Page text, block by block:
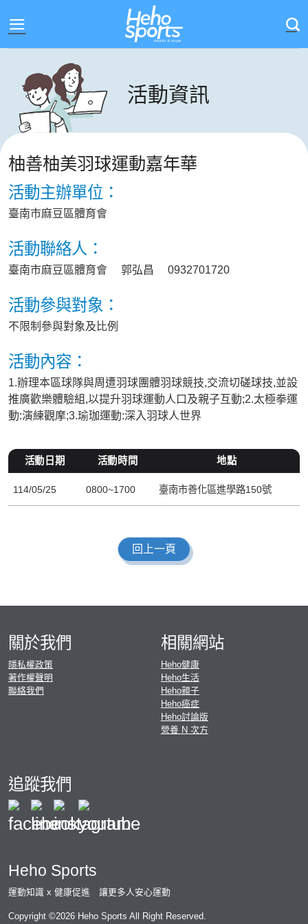
活動資訊
柚善柚美羽球運動嘉年華
活動主辦單位：
臺南市麻豆區體育會
活動聯絡人：
臺南市麻豆區體育會 郭弘昌 0932701720
活動參與對象：
不限制參與對象及比例
活動內容：
1.辦理本區球隊與周遭羽球團體羽球競技,交流切磋球技,並設
推廣歡樂體驗組,以提升羽球運動人口及親子互動;2.太極拳運
動:演練觀摩;3.瑜珈運動:深入羽球人世界
活動日期 活動時間 地點
114/05/25 0800~1700 臺南市善化區進學路150號
回上一頁
Heho Sports
運動知識 x 健康促進 讓更多人安心運動
Copyright ©2026 Heho Sports All Right Reserved.
關於我們
隱私權政策
著作權聲明
聯絡我們
相關網站
Heho健康
Heho生活
Heho親子
Heho癌症
Heho討論版
營養 N 次方
追蹤我們